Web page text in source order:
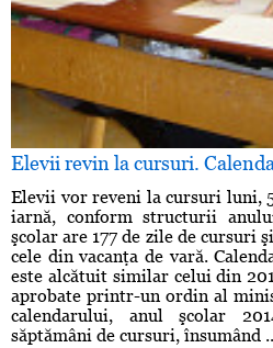
Elevii revin la cursuri.
Elevii vor reveni la cursuri luni,
iarnă, conform structurii
şcolar are 177 de zile de cursuri
cele din vacanţa de vară.
este alcătuit similar celui din
aprobate printr-un ordin al
calendarului, anul şcolar
săptămâni de cursuri, însumând